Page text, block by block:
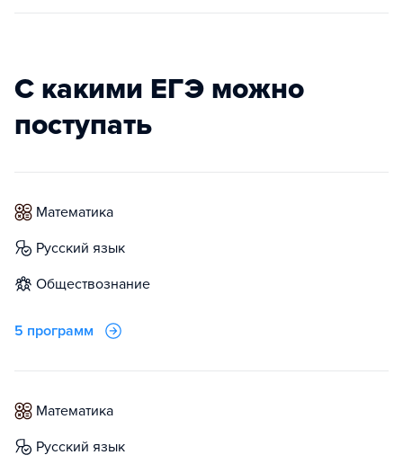
С какими ЕГЭ можно
поступать
математика
русский язык
обществознание
5 программ
математика
русский язык